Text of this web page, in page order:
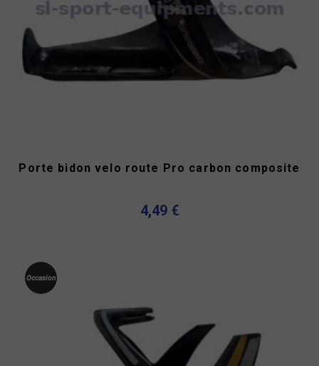
Porte bidon velo route Pro carbon composite
4,49 €
Occasion